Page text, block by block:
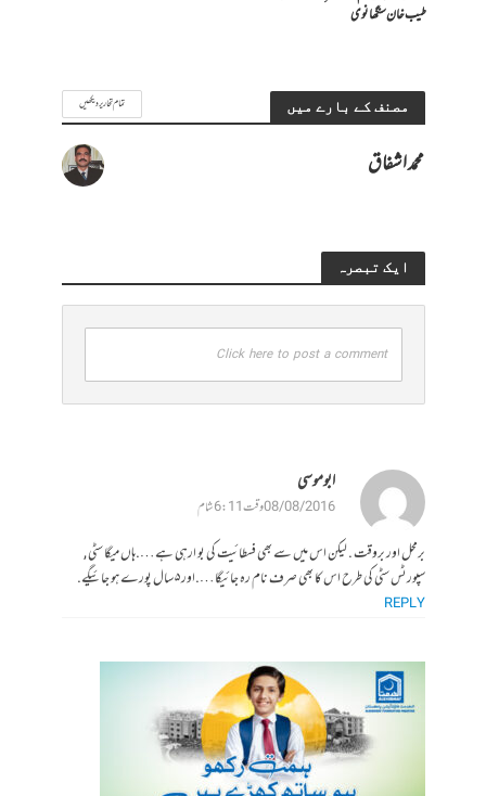
طیب خان سنگھانوی
مصنف کے بارے میں تمام تحاریر دیکھیں
محمد اشفاق
ایک تبصرہ
Click here to post a comment
ابو موسی
08/08/2016 وقت 6:11 شام
برمحل اور بروقت . لیکن اس میں سے بھی فسطائیت کی بو ارہی ہے….ہاں میگا سٹی ,
سپورٹس سٹی کی طرح اس کا بھی صرف نام رہ جائیگا….اور ۵ سال پورے ہو جائیگے.
REPLY